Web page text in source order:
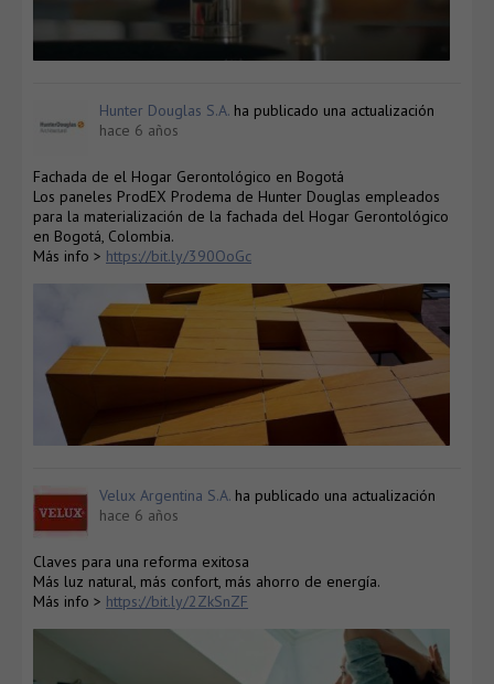
Hunter Douglas S.A. ha publicado una actualización
hace 6 años
Fachada de el Hogar Gerontológico en Bogotá
Los paneles ProdEX Prodema de Hunter Douglas empleados
para la materialización de la fachada del Hogar Gerontológico
en Bogotá, Colombia.
Más info > https://bit.ly/390OoGc
Velux Argentina S.A. ha publicado una actualización
hace 6 años
Claves para una reforma exitosa
Más luz natural, más confort, más ahorro de energía.
Más info > https://bit.ly/2ZkSnZF